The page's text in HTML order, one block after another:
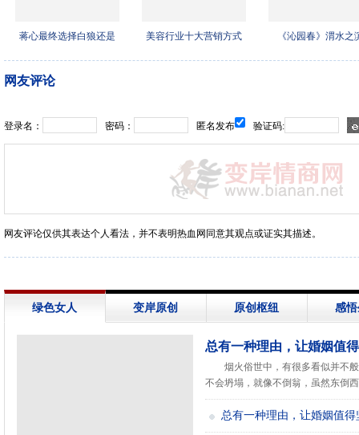
蒋心最终选择白狼还是
美容行业十大营销方式 《沁园春》渭水之
网友评论
登录名： 密码： 匿名发布 验证码:
网友评论仅供其表达个人看法，并不表明热血网同意其观点或证实其描述。
绿色女人 变岸原创 原创枢纽 感
总有一种理由，让婚姻值
烟火俗世中，有很多看似并不
不会坍塌，就像不倒翁，虽然东倒
总有一种理由，让婚姻值得